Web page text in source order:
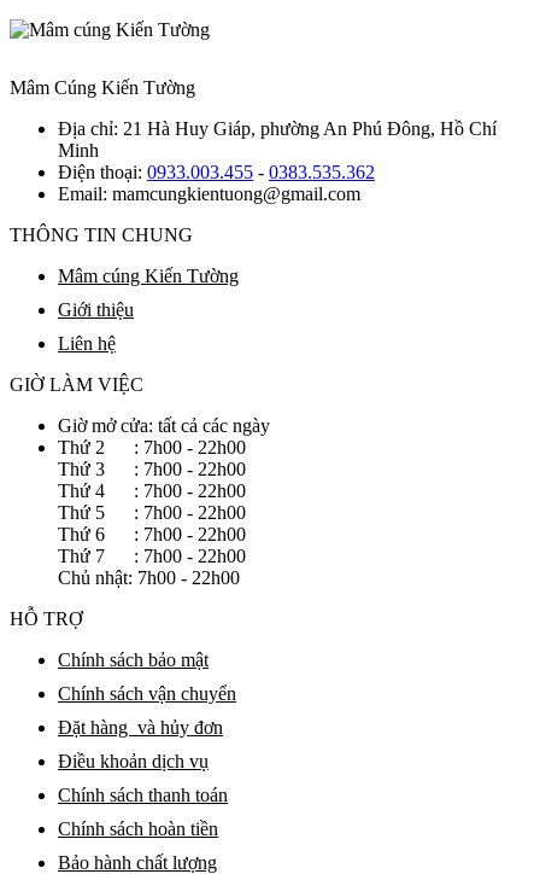
Mâm Cúng Kiến Tường
Địa chỉ: 21 Hà Huy Giáp, phường An Phú Đông, Hồ Chí
Minh
Điện thoại: 0933.003.455 - 0383.535.362
Email: mamcungkientuong@gmail.com
THÔNG TIN CHUNG
Mâm cúng Kiến Tường
Giới thiệu
Liên hệ
GIỜ LÀM VIỆC
Giờ mở cửa: tất cả các ngày
Thứ 2 : 7h00 - 22h00
Thứ 3 : 7h00 - 22h00
Thứ 4 : 7h00 - 22h00
Thứ 5 : 7h00 - 22h00
Thứ 6 : 7h00 - 22h00
Thứ 7 : 7h00 - 22h00
Chủ nhật: 7h00 - 22h00
HỖ TRỢ
Chính sách bảo mật
Chính sách vận chuyển
Đặt hàng và hủy đơn
Điều khoản dịch vụ
Chính sách thanh toán
Chính sách hoàn tiền
Bảo hành chất lượng